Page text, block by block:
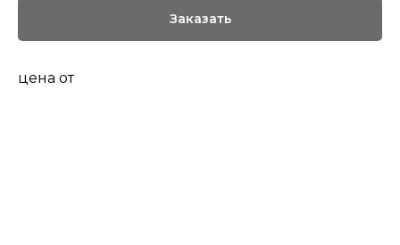
Заказать
цена от